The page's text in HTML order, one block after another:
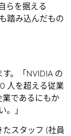
らを据える
踏み込んだもの
。「NVIDIA の
人を超える従業
業であるにもか
。」
たスタッフ (社員